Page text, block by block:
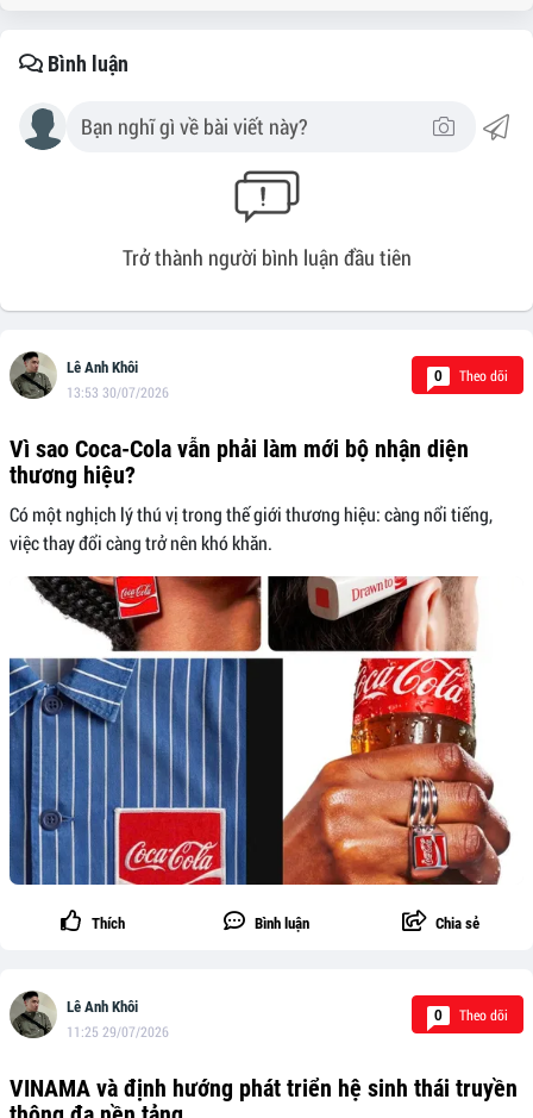
Bình luận
Trở thành người bình luận đầu tiên
Lê Anh Khôi
13:53 30/07/2026
0 Theo dõi
Vì sao Coca-Cola vẫn phải làm mới bộ nhận diện
thương hiệu?
Có một nghịch lý thú vị trong thế giới thương hiệu: càng nổi tiếng,
việc thay đổi càng trở nên khó khăn.
Thích Bình luận Chia sẻ
Lê Anh Khôi
11:25 29/07/2026
0 Theo dõi
VINAMA và định hướng phát triển hệ sinh thái truyền